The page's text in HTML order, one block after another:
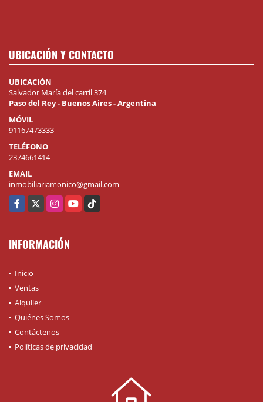
UBICACIÓN Y CONTACTO
UBICACIÓN
Salvador María del carril 374
Paso del Rey - Buenos Aires - Argentina
MÓVIL
91167473333
TELÉFONO
2374661414
EMAIL
inmobiliariamonico@gmail.com
Facebook
X InstagramYouTube
TikTok
INFORMACIÓN
Inicio
Ventas
Alquiler
Quiénes Somos
Contáctenos
Políticas de privacidad